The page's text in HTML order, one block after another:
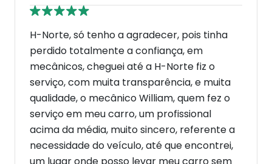
H-Norte, só tenho a agradecer, pois tinha
perdido totalmente a confiança, em
mecânicos, cheguei até a H-Norte fiz o
serviço, com muita transparência, e muita
qualidade, o mecânico William, quem fez o
serviço em meu carro, um profissional
acima da média, muito sincero, referente a
necessidade do veículo, até que encontrei,